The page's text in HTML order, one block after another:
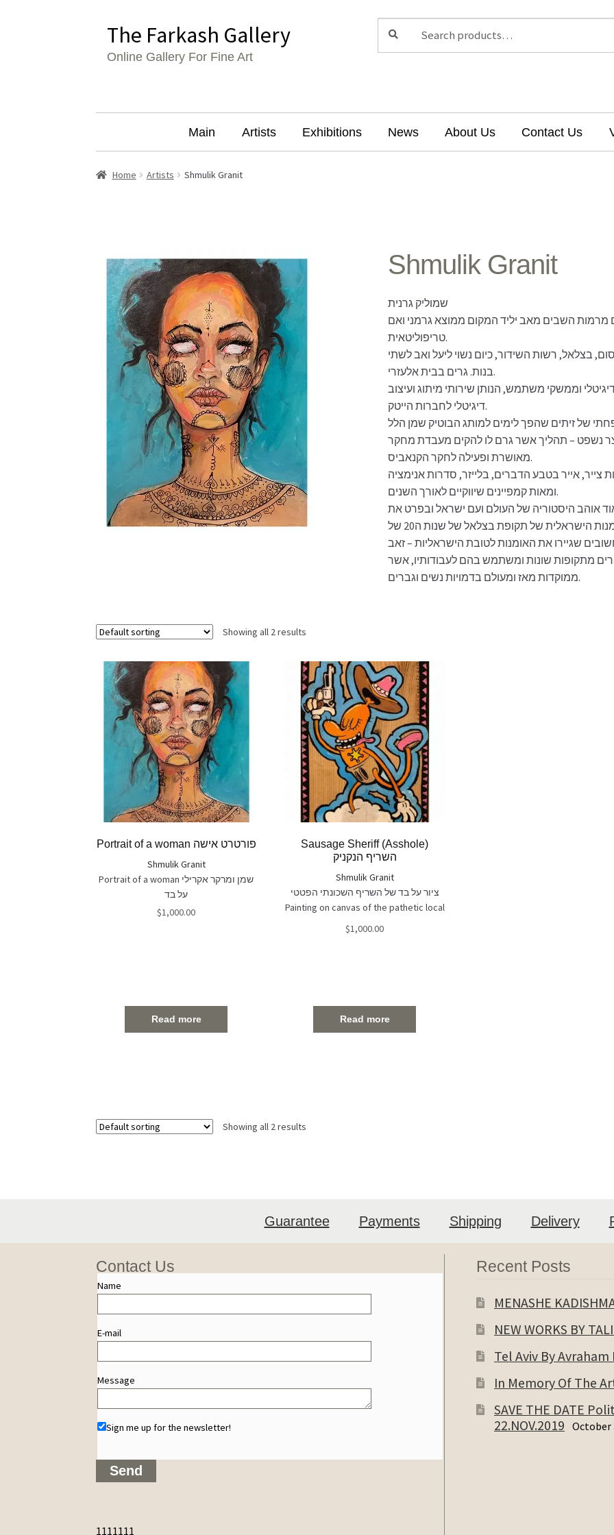
Skip
to
navigation
Skip
to
content
The Farkash Gallery
Online Gallery For Fine Art
for:
Search
Main Artists Exhibitions News About Us Contact Us
Home Artists Shmulik Granit
Shmulik Granit
שמוליק גרנית
מרמות השבים מאב יליד המקום ממוצא גרמני ואם
טריפוליטאית.
בצלאל, רשות השידור, כיום נשוי ליעל ואב לשתי
בנות. גרים בבית אלעזרי.
וממשקי משתמש, הנותן שירותי מיתוג ועיצוב
דיגיטלי לחברות הייטק.
נשפט – תהליך אשר גרם לו להקים מעבדת מחקר
מאושרת ופעילה לחקר הקנאביס.
צייר, אייר בטבע הדברים, בלייזר, סדרות אנימציה
ומאות קמפיינים שיווקיים לאורך השנים.
אוהב היסטוריה של העולם ועם ישראל ובפרט את
מלחמת העולם השנייה, מושפע מהאומנות הישראלית של תקופת בצלאל של שנות ה20 של
שגיירו את האומנות לטובת הישראליות – זאב
מתקופות שונות ומשתמש בהם לעבודותיו, אשר
ממוקדות מאז ומעולם בדמויות נשים וגברים.
Showing all 2 results
Portrait of a woman פורטרט אישה
Shmulik Granit
Portrait of a woman שמן ומרקר אקרילי
על בד
$1,000.00
Read more
Sausage Sheriff (Asshole)
השריף הנקניק
Shmulik Granit
ציור על בד של השריף השכונתי הפטטי
Painting on canvas of the pathetic local
$1,000.00
Read more
Showing all 2 results
Guarantee Payments Shipping Delivery
Contact Us
Name
E-mail
Message
Sign me up for the newsletter!
1111111
Recent Posts
MENASHE
NEW WORKS BY
Tel Aviv By Avraham
In Memory Of The
SAVE THE DATE
22.NOV.2019
October